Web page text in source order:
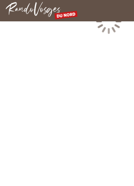
Nordvogesen
Laden